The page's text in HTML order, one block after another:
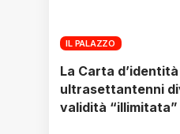
IL PALAZZO
La Carta
ultrasettantenni
validità “illimitata”